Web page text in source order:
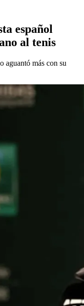
español
al tenis
aguantó más con su